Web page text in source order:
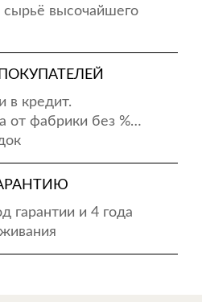
сырьё высочайшего
в кредит.
от фабрики без %…
гарантии и 4 года